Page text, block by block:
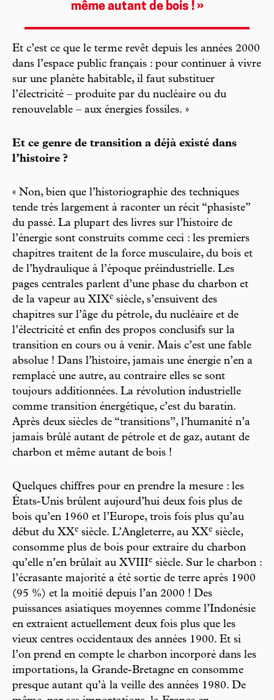
même autant de bois ! »
Et c’est ce que le terme revêt depuis les années 2000
dans l’espace public français : pour continuer à vivre
sur une planète habitable, il faut substituer
l’électricité – produite par du nucléaire ou du
renouvelable – aux énergies fossiles. »
Et ce genre de transition a déjà existé dans
l’histoire ?
« Non, bien que l’historiographie des techniques
tende très largement à raconter un récit “phasiste”
du passé. La plupart des livres sur l’histoire de
l’énergie sont construits comme ceci : les premiers
chapitres traitent de la force musculaire, du bois et
de l’hydraulique à l’époque préindustrielle. Les
pages centrales parlent d’une phase du charbon et
de la vapeur au XIXe siècle, s’ensuivent des
chapitres sur l’âge du pétrole, du nucléaire et de
l’électricité et enfin des propos conclusifs sur la
transition en cours ou à venir. Mais c’est une fable
absolue ! Dans l’histoire, jamais une énergie n’en a
remplacé une autre, au contraire elles se sont
toujours additionnées. La révolution industrielle
comme transition énergétique, c’est du baratin.
Après deux siècles de “transitions”, l’humanité n’a
jamais brûlé autant de pétrole et de gaz, autant de
charbon et même autant de bois !
Quelques chiffres pour en prendre la mesure : les
États-Unis brûlent aujourd’hui deux fois plus de
bois qu’en 1960 et l’Europe, trois fois plus qu’au
début du XXe siècle. L’Angleterre, au XXe siècle,
consomme plus de bois pour extraire du charbon
qu’elle n’en brûlait au XVIIIe siècle. Sur le charbon :
l’écrasante majorité a été sortie de terre après 1900
(95 %) et la moitié depuis l’an 2000 ! Des
puissances asiatiques moyennes comme l’Indonésie
en extraient actuellement deux fois plus que les
vieux centres occidentaux des années 1900. Et si
l’on prend en compte le charbon incorporé dans les
importations, la Grande-Bretagne en consomme
presque autant qu’à la veille des années 1980. De